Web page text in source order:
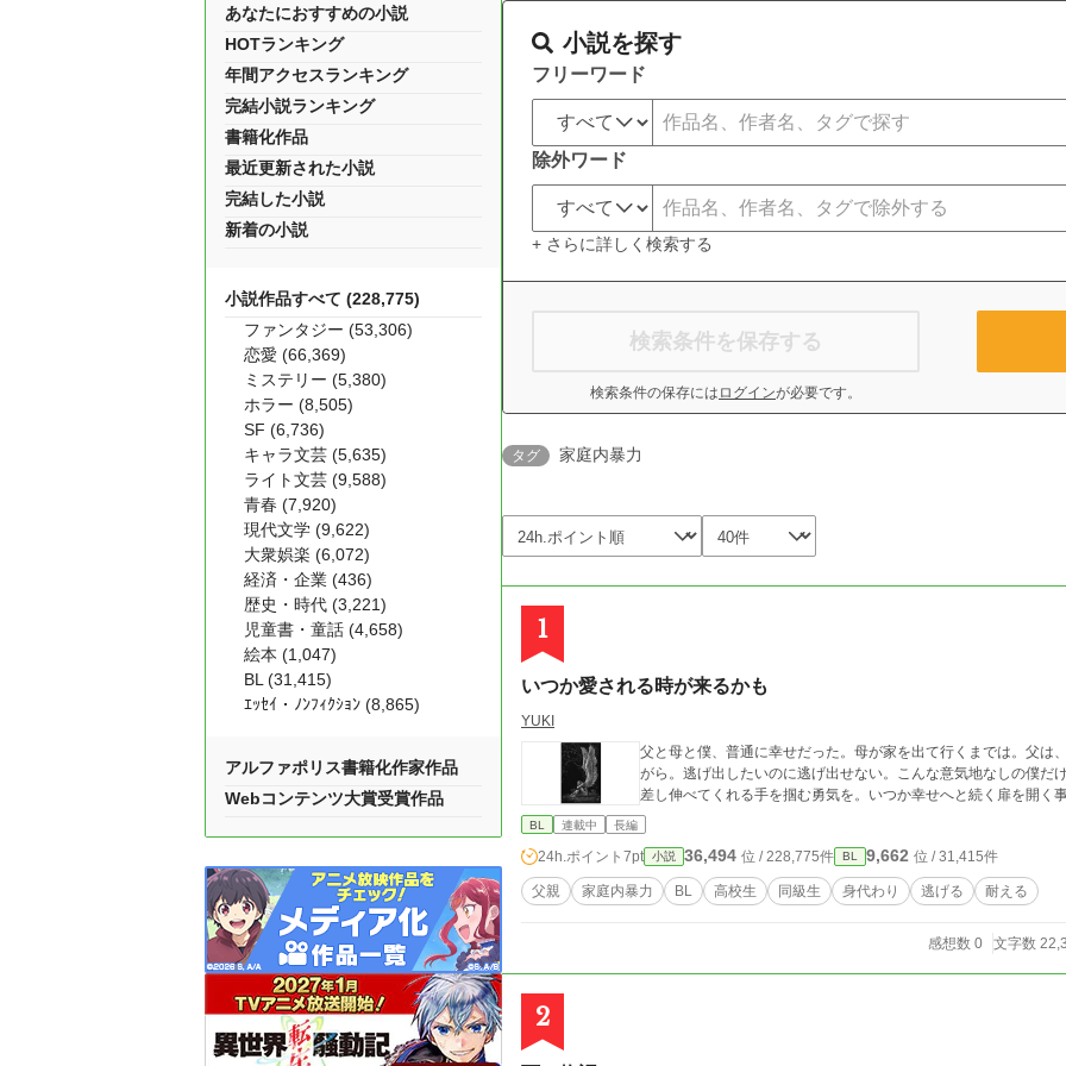
小説を探す
フリーワード
除外ワード
+ さらに詳しく検索する
検索条件を保存する
検索条件の保存には ログインが必要です。
タグ 家庭内暴力
1
いつか愛される時が来るかも
YUKI
父と母と僕、普通に幸せだった。母が家を出て行くまでは。父は
がら。逃げ出したいのに逃げ出せない。こんな意気地なしの僕だ
差し伸べてくれる手を掴む勇気を。いつか幸せへと続く扉を開く
BL 連載中 長編
24h.ポイント 7pt 小説 36,494 位 / 228,775件 BL 9,662 位 / 31,415件
父親 家庭内暴力 BL 高校生 同級生 身代わり 逃げる 耐える
感想数 0 文字数
2
あなたにおすすめの小説
HOTランキング
年間アクセスランキング
完結小説ランキング
書籍化作品
最近更新された小説
完結した小説
新着の小説
小説作品すべて (228,775)
ファンタジー (53,306)
恋愛 (66,369)
ミステリー (5,380)
ホラー (8,505)
SF (6,736)
キャラ文芸 (5,635)
ライト文芸 (9,588)
青春 (7,920)
現代文学 (9,622)
大衆娯楽 (6,072)
経済・企業 (436)
歴史・時代 (3,221)
児童書・童話 (4,658)
絵本 (1,047)
BL (31,415)
ｴｯｾｲ・ﾉﾝﾌｨｸｼｮﾝ (8,865)
アルファポリス書籍化作家作品
Webコンテンツ大賞受賞作品